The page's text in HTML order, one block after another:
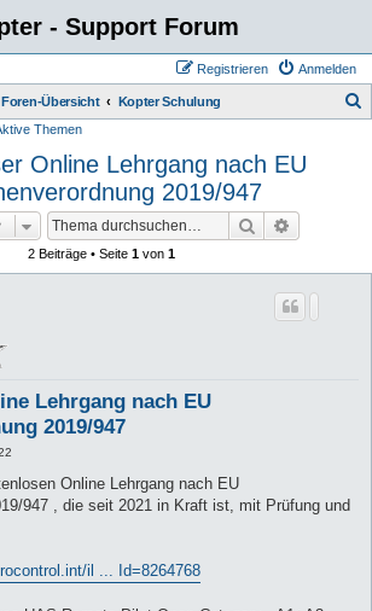
- Support Forum
Anmelden
Registrieren
Foren-Übersicht Kopter Schulung
Themen
Online Lehrgang nach EU
2019/947
Suche
2 Beiträge • Seite 1 von 1
Lehrgang nach EU
2019/947
Online Lehrgang nach EU
947 , die seit 2021 in Kraft ist, mit Prüfung und
il ... Id=8264768